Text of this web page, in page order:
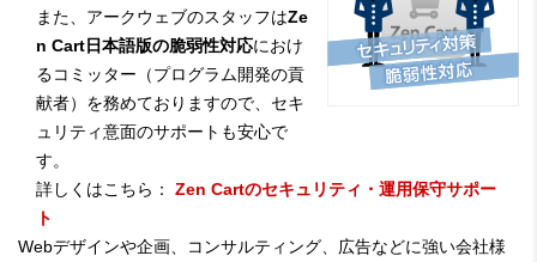
また、アークウェブのスタッフはZe
n Cart日本語版の脆弱性対応におけ
るコミッター（プログラム開発の貢
献者）を務めておりますので、セキ
ュリティ意面のサポートも安心で
す。
詳しくはこちら： Zen Cartのセキュリティ・運用保守サポー
ト
Webデザインや企画、コンサルティング、広告などに強い会社様